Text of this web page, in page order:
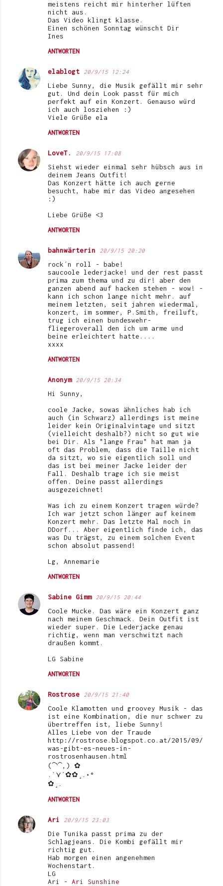
meistens reicht mir hinterher lüften
nicht aus.
Das Video klingt klasse.
Einen schönen Sonntag wünscht Dir
Ines
ANTWORTEN
elablogt 20/9/15 12:24
Liebe Sunny, die Musik gefällt mir sehr
gut. Und dein Look passt für mich
perfekt auf ein Konzert. Genauso würd
ich auch losziehen :)
Viele Grüße ela
ANTWORTEN
LoveT. 20/9/15 17:08
Siehst wieder einmal sehr hübsch aus in
deinem Jeans Outfit!
Das Konzert hätte ich auch gerne
besucht, habe mir das Video angesehen
:)
Liebe Grüße <3
ANTWORTEN
bahnwärterin 20/9/15 20:20
rock´n roll - babe!
saucoole lederjacke! und der rest passt
prima zum thema und zu dir! aber den
ganzen abend auf hacken stehen - wow! -
kann ich schon lange nicht mehr. auf
meinem letzten, seit jahren wiedermal,
konzert, im sommer, P.Smith, freiluft,
trug ich einen bundeswehr-
fliegeroverall den ich um arme und
beine erleichtert hatte....
xxxx
ANTWORTEN
Anonym 20/9/15 20:34
Hi Sunny,
coole Jacke, sowas ähnliches hab ich
auch (in Schwarz) allerdings ist meine
leider kein Originalvintage und sitzt
(vielleicht deshalb?) nicht so gut wie
bei Dir. Als "lange Frau" hat man ja
oft das Problem, dass die Taille nicht
da sitzt, wo sie eigentlich soll und
das ist bei meiner Jacke leider der
Fall. Deshalb trage ich sie meist
offen. Deine passt allerdings
ausgezeichnet!
Was ich zu einem Konzert tragen würde?
Ich war jetzt schon länger auf keinem
Konzert mehr. Das letzte Mal noch in
DDorf... Aber eigentlich finde ich, das
was Du trägst, zu einem solchen Event
schon absolut passend!
Lg, Annemarie
ANTWORTEN
Sabine Gimm 20/9/15 20:44
Coole Mucke. Das wäre ein Konzert ganz
nach meinem Geschmack. Dein Outfit ist
wieder super. Die Lederjacke genau
richtig, wenn man verschwitzt nach
draußen kommt.
LG Sabine
ANTWORTEN
Rostrose 20/9/15 21:40
Coole Klamotten und groovey Musik - das
ist eine Kombination, die nur schwer zu
übertreffen ist, liebe Sunny!
Alles Liebe von der Traude
http://rostrose.blogspot.co.at/2015/09/
was-gibt-es-neues-in-
rostrosenhausen.html
(⁀‵⁀,) ✿
.`⋎´✿✿¸.•°
✿¸.
ANTWORTEN
Ari 20/9/15 23:03
Die Tunika passt prima zu der
Schlagjeans. Die Kombi gefällt mir
richtig gut.
Hab morgen einen angenehmen
Wochenstart.
LG
Ari - Ari Sunshine